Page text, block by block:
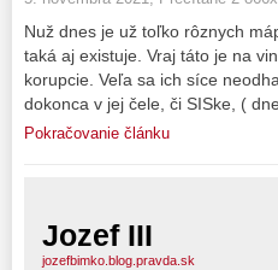
Nuž dnes je už toľko rôznych
taká aj existuje. Vraj táto je na
korupcie. Veľa sa ich síce
dokonca v jej čele, či SISke, (
Pokračovanie článku
Jozef III
jozefbimko.blog.pravda.sk